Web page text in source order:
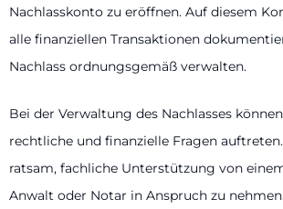
Nachlasskonto zu eröffnen. Auf diesem
alle finanziellen Transaktionen
Nachlass ordnungsgemäß verwalten.
Bei der Verwaltung des Nachlasses
rechtliche und finanzielle Fragen
ratsam, fachliche Unterstützung von
Anwalt oder Notar in Anspruch zu